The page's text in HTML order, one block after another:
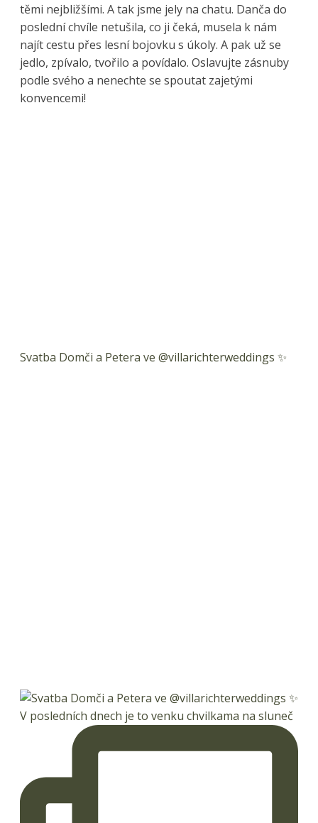
těmi nejbližšími. A tak jsme jely na chatu. Danča do
poslední chvíle netušila, co ji čeká, musela k nám
najít cestu přes lesní bojovku s úkoly. A pak už se
jedlo, zpívalo, tvořilo a povídalo. Oslavujte zásnuby
podle svého a nenechte se spoutat zajetými
konvencemi!
Svatba Domči a Petera ve @villarichterweddings ✨
V posledních dnech je to venku chvilkama na sluneč